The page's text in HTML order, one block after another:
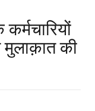
मुलाक़ात की